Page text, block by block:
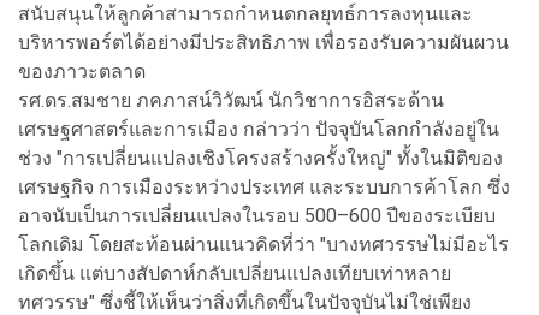
สนับสนุนให้ลูกค้าสามารถกำหนดกลยุทธ์การลงทุนและ
บริหารพอร์ตได้อย่างมีประสิทธิภาพ เพื่อรองรับความผันผวน
ของภาวะตลาด
รศ.ดร.สมชาย ภคภาสน์วิวัฒน์ นักวิชาการอิสระด้าน
เศรษฐศาสตร์และการเมือง กล่าวว่า ปัจจุบันโลกกำลังอยู่ใน
ช่วง "การเปลี่ยนแปลงเชิงโครงสร้างครั้งใหญ่" ทั้งในมิติของ
เศรษฐกิจ การเมืองระหว่างประเทศ และระบบการค้าโลก ซึ่ง
อาจนับเป็นการเปลี่ยนแปลงในรอบ 500–600 ปีของระเบียบ
โลกเดิม โดยสะท้อนผ่านแนวคิดที่ว่า "บางทศวรรษไม่มีอะไร
เกิดขึ้น แต่บางสัปดาห์กลับเปลี่ยนแปลงเทียบเท่าหลาย
ทศวรรษ" ซึ่งชี้ให้เห็นว่าสิ่งที่เกิดขึ้นในปัจจุบันไม่ใช่เพียง